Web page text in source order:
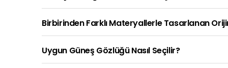
Birbirinden Farklı Materyallerle Tasarlanan
Uygun Güneş Gözlüğü Nasıl Seçilir?